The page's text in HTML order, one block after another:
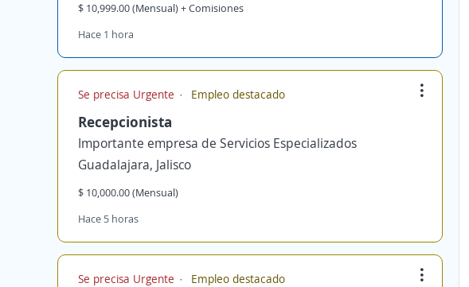
$ 10,999.00 (Mensual) + Comisiones
Hace 1 hora
Se precisa Urgente Empleo destacado
Recepcionista
Importante empresa de Servicios Especializados
Guadalajara, Jalisco
$ 10,000.00 (Mensual)
Hace 5 horas
Se precisa Urgente Empleo destacado